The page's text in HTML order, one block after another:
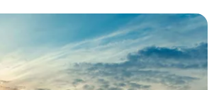
Kontynuuj z Facebookiem